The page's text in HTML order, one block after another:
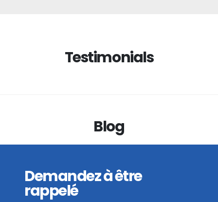
Testimonials
Blog
Demandez à être
rappelé